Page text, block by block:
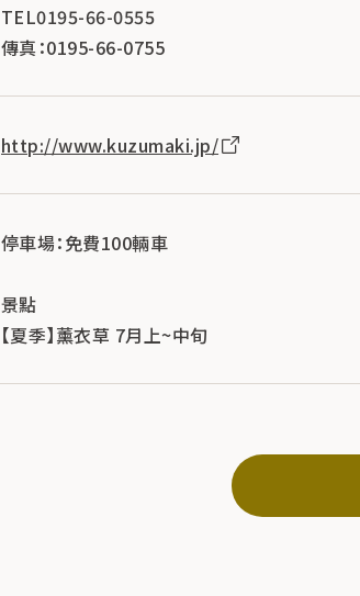
TEL0195-66-0555
傳真：0195-66-0755
http://www.kuzumaki.jp/
停車場：免費100輛車
景點
【夏季】薰衣草 7月上~中旬